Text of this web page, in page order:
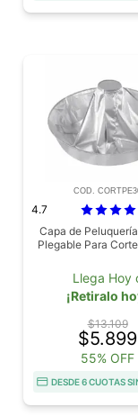
COD.
4.7
Capa de
Plegable Para
Llega Hoy
¡Retiralo
$13.109
$5.899
55% OFF
DESDE 6 CUOTAS